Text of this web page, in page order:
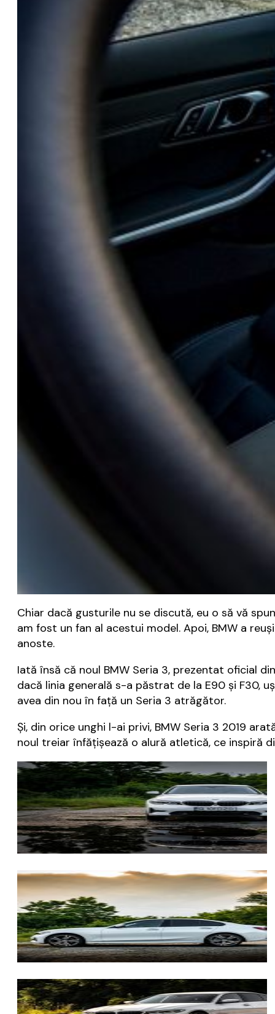
Chiar dacă gusturile nu se discută, eu o să vă
am fost un fan al acestui model. Apoi, BMW a
anoste.
Iată însă că noul BMW Seria 3, prezentat oficial
dacă linia generală s-a păstrat de la E90 și F30,
avea din nou în față un Seria 3 atrăgător.
Și, din orice unghi l-ai privi, BMW Seria 3 2019
noul treiar înfățișează o alură atletică, ce inspiră